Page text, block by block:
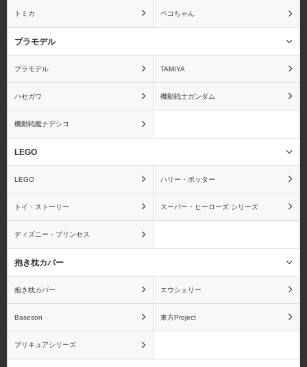
アンパンマン
IS〈インフィニット・ス
ウィッチブレイド ウサビッチ
うたの☆プリンスさまっ
宇宙戦艦ヤマト
海物語
トミカ ペコちゃん
プラモデル
プラモデル TAMIYA
ハセガワ 機動戦士ガンダム
機動戦艦ナデシコ
LEGO
LEGO ハリー・ポッター
トイ・ストーリー スーパー・ヒーローズ シリーズ
ディズニー・プリンセス
抱き枕カバー
抱き枕カバー エウシェリー
Baseson 東方Project
プリキュアシリーズ